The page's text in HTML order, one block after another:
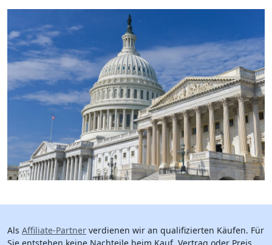
Als Affiliate-Partner verdienen wir an qualifizierten Käufen. Für